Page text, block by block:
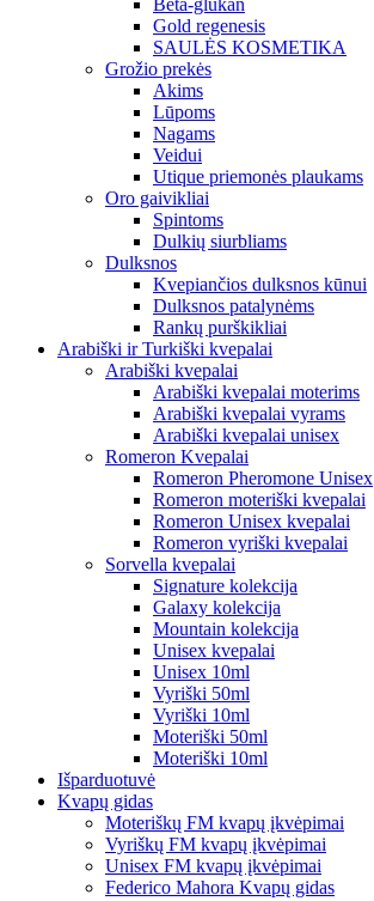
Gold regenesis
SAULĖS KOSMETIKA
Grožio prekės
Akims
Lūpoms
Nagams
Veidui
Utique priemonės plaukams
Oro gaivikliai
Spintoms
Dulkių siurbliams
Dulksnos
Kvepiančios dulksnos kūnui
Dulksnos patalynėms
Rankų purškikliai
Arabiški ir Turkiški kvepalai
Arabiški kvepalai
Arabiški kvepalai moterims
Arabiški kvepalai vyrams
Arabiški kvepalai unisex
Romeron Kvepalai
Romeron Pheromone Unisex
Romeron moteriški kvepalai
Romeron Unisex kvepalai
Romeron vyriški kvepalai
Sorvella kvepalai
Signature kolekcija
Galaxy kolekcija
Mountain kolekcija
Unisex kvepalai
Unisex 10ml
Vyriški 50ml
Vyriški 10ml
Moteriški 50ml
Moteriški 10ml
Išparduotuvė
Kvapų gidas
Moteriškų FM kvapų įkvėpimai
Vyriškų FM kvapų įkvėpimai
Unisex FM kvapų įkvėpimai
Federico Mahora Kvapų gidas